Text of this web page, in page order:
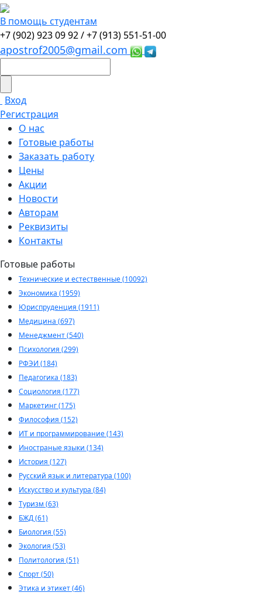
В помощь студентам
+7 (902) 923 09 92 /+7 (913) 551-51-00
apostrof2005@gmail.com
Вход
Регистрация
О нас
Готовые работы
Заказать работу
Цены
Акции
Новости
Авторам
Реквизиты
Контакты
Готовые работы
Технические и естественные (10092)
Экономика (1959)
Юриспруденция (1911)
Медицина (697)
Менеджмент (540)
Психология (299)
РФЭИ (184)
Педагогика (183)
Социология (177)
Маркетинг (175)
Философия (152)
ИТ и программирование (143)
Иностраные языки (134)
История (127)
Русский язык и литература (100)
Искусство и культура (84)
Туризм (63)
БЖД (61)
Биология (55)
Экология (53)
Политология (51)
Спорт (50)
Этика и этикет (46)